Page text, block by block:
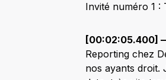
Invité numéro 1 :
[00:02:05.400]
Reporting chez
nos ayants droit.